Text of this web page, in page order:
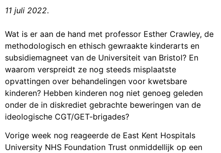
11 juli 2022.
Wat is er aan de hand met professor Esther Crawley, de
methodologisch en ethisch gewraakte kinderarts en
subsidiemagneet van de Universiteit van Bristol? En
waarom verspreidt ze nog steeds misplaatste
opvattingen over behandelingen voor kwetsbare
kinderen? Hebben kinderen nog niet genoeg geleden
onder de in diskrediet gebrachte beweringen van de
ideologische CGT/GET-brigades?
Vorige week nog reageerde de East Kent Hospitals
University NHS Foundation Trust onmiddellijk op een